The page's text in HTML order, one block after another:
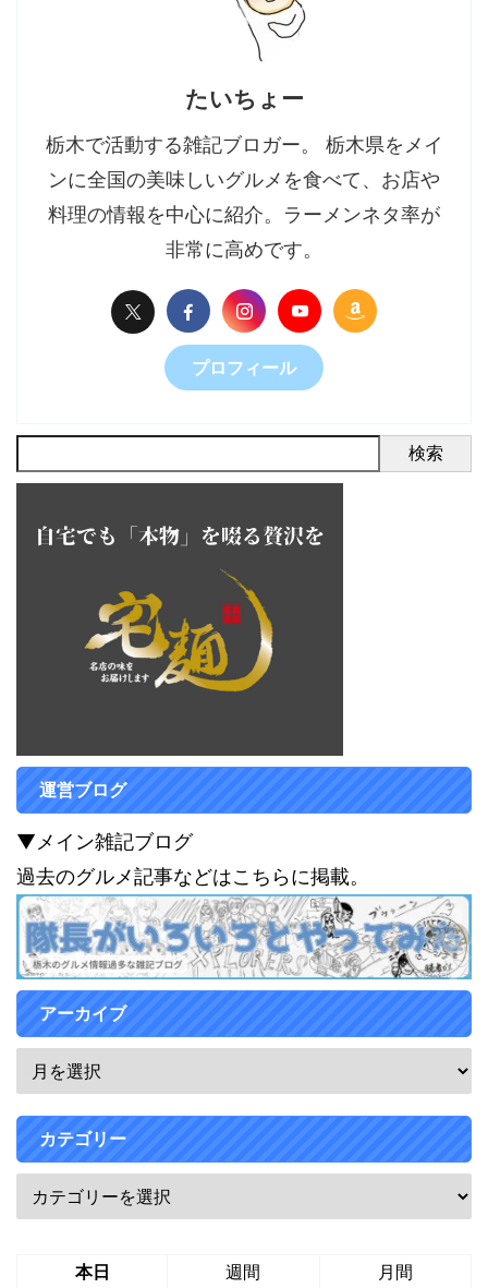
たいちょー
栃木で活動する雑記ブロガー。 栃木県をメイ
ンに全国の美味しいグルメを食べて、お店や
料理の情報を中心に紹介。ラーメンネタ率が
非常に高めです。
プロフィール
検索
運営ブログ
▼メイン雑記ブログ
過去のグルメ記事などはこちらに掲載。
アーカイブ
カテゴリー
本日 週間 月間